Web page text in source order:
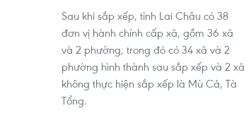
Sau khi sắp xếp, tỉnh Lai Châu có 38
đơn vị hành chính cấp xã, gồm 36 xã
và 2 phường; trong đó có 34 xã và 2
phường hình thành sau sắp xếp và 2 xã
không thực hiện sắp xếp là Mù Cả, Tà
Tổng.